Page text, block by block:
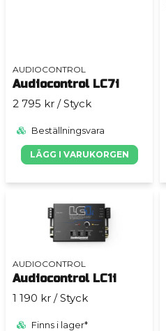
AUDIOCONTROL
Audiocontrol LC7i
2 795 kr / Styck
Beställningsvara
LÄGG I VARUKORGEN
AUDIOCONTROL
Audiocontrol LC1i
1 190 kr / Styck
Finns i lager*